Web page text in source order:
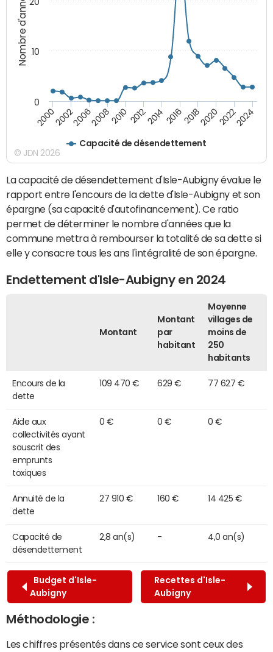
Nombre d'années
Capacité de désendettement
20002002200620082010 2012201420162018202020222024
0
10
© JDN 2026
La capacité de désendettement d'Isle-Aubigny évalue le
rapport entre l'encours de la dette d'Isle-Aubigny et son
épargne (sa capacité d'autofinancement). Ce ratio
permet de déterminer le nombre d'années que la
commune mettra à rembourser la totalité de sa dette si
elle y consacre tous les ans l'intégralité de son épargne.
Endettement d'Isle-Aubigny en 2024
Montant
Montant
par
habitant
Moyenne
villages de
moins de
250
habitants
Encours de la
dette
109 470 € 629 € 77 627 €
Aide aux
collectivités ayant
souscrit des
emprunts
toxiques
0 € 0 € 0 €
Annuité de la
dette
27 910 € 160 € 14 425 €
Capacité de
désendettement
2,8 an(s) - 4,0 an(s)
Budget d'Isle-
Aubigny
Recettes d'Isle-
Aubigny
Méthodologie :
Les chiffres présentés dans ce service sont ceux des